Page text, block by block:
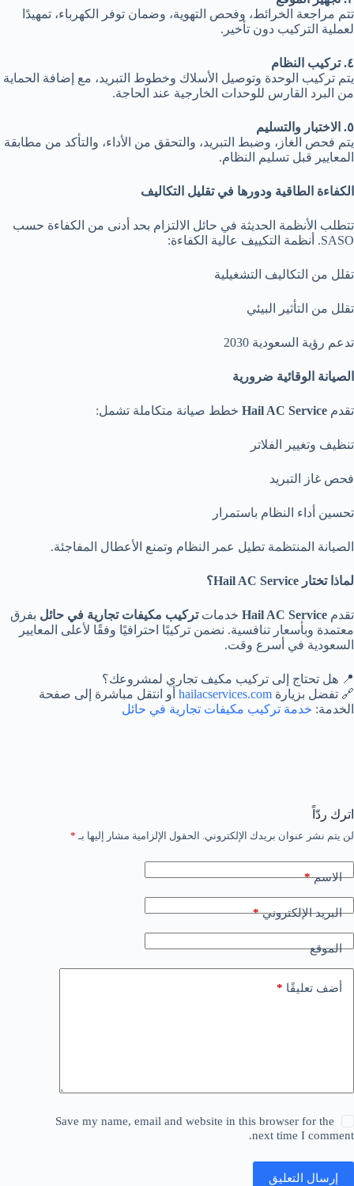
تتم مراجعة الخرائط، وفحص التهوية، وضمان توفر الكهرباء، تمهيدًا
لعملية التركيب دون تأخير.
٤. تركيب النظام
يتم تركيب الوحدة وتوصيل الأسلاك وخطوط التبريد، مع إضافة الحماية
من البرد القارس للوحدات الخارجية عند الحاجة.
٥. الاختبار والتسليم
يتم فحص الغاز، وضبط التبريد، والتحقق من الأداء، والتأكد من مطابقة
المعايير قبل تسليم النظام.
الكفاءة الطاقية ودورها في تقليل التكاليف
تتطلب الأنظمة الحديثة في حائل الالتزام بحد أدنى من الكفاءة حسب
SASO. أنظمة التكييف عالية الكفاءة:
تقلل من التكاليف التشغيلية
تقلل من التأثير البيئي
تدعم رؤية السعودية 2030
الصيانة الوقائية ضرورية
تقدم Hail AC Service خطط صيانة متكاملة تشمل:
تنظيف وتغيير الفلاتر
فحص غاز التبريد
تحسين أداء النظام باستمرار
الصيانة المنتظمة تطيل عمر النظام وتمنع الأعطال المفاجئة.
لماذا تختار
تقدم Hail AC Service خدماتتركيب مكيفات تجارية في حائل بفرق
معتمدة وبأسعار تنافسية. نضمن تركيبًا احترافيًا وفقًا لأعلى المعايير
السعودية في أسرع وقت.
📍 هل تحتاج إلى تركيب مكيف تجاري لمشروعك؟
🔗 تفضل بزيارة hailacservices.com أو انتقل مباشرة إلى صفحة
الخدمة: خدمة تركيب مكيفات تجارية في حائل
اترك ردّاً
لن يتم نشر عنوان بريدك الإلكتروني. الحقول الإلزامية مشار إليها بـ *
الاسم*
البريد الإلكتروني*
الموقع
أضف تعليقًا *
Save my name, email and website in this browser for the
next time I comment.
إرسال التعليق